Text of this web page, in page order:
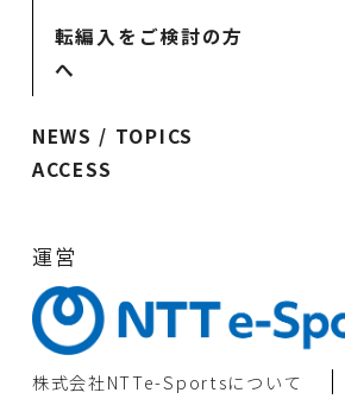
転編入をご検討の方
へ
NEWS / TOPICS
ACCESS
運営
株式会社NTTe-Sportsについて